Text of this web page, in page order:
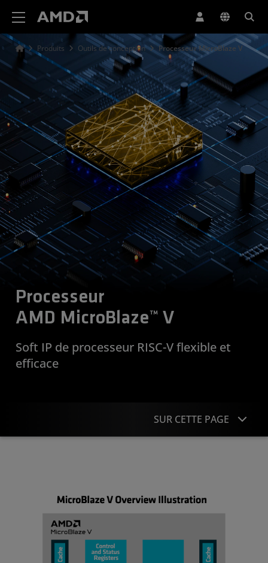
Produits Outils de conception Processeur MicroBlaze V
Processeur
AMD MicroBlaze™ V
Soft IP de processeur RISC-V flexible et
efficace
SUR CETTE PAGE
Assistance et ressources